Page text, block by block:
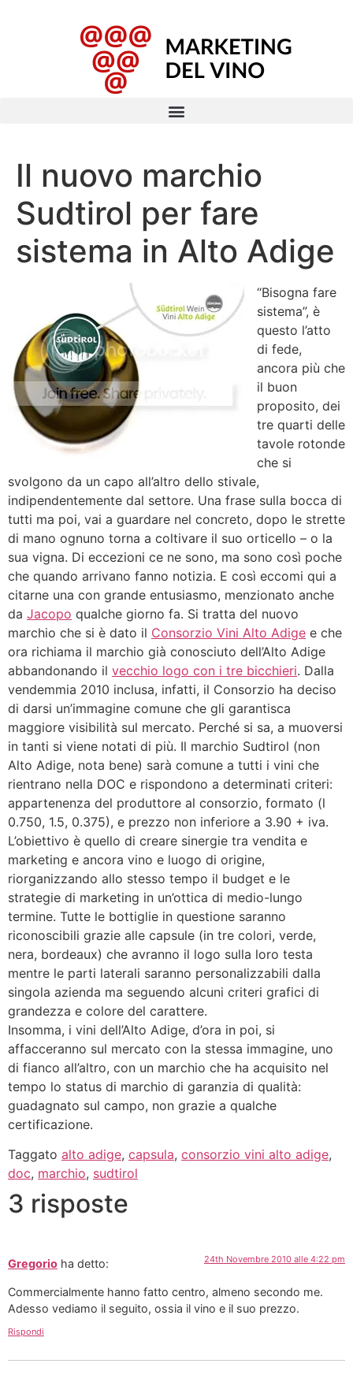
Il nuovo marchio
Sudtirol per fare
sistema in Alto Adige
“Bisogna fare
sistema”, è
questo l’atto
di fede,
ancora più che
il buon
proposito, dei
tre quarti delle
tavole rotonde
che si
svolgono da un capo all’altro dello stivale,
indipendentemente dal settore. Una frase sulla bocca di
tutti ma poi, vai a guardare nel concreto, dopo le strette
di mano ognuno torna a coltivare il suo orticello – o la
sua vigna. Di eccezioni ce ne sono, ma sono così poche
che quando arrivano fanno notizia. E così eccomi qui a
citarne una con grande entusiasmo, menzionato anche
da Jacopo qualche giorno fa. Si tratta del nuovo
marchio che si è dato il Consorzio Vini Alto Adige e che
ora richiama il marchio già conosciuto dell’Alto Adige
abbandonando il vecchio logo con i tre bicchieri. Dalla
vendemmia 2010 inclusa, infatti, il Consorzio ha deciso
di darsi un’immagine comune che gli garantisca
maggiore visibilità sul mercato. Perché si sa, a muoversi
in tanti si viene notati di più. Il marchio Sudtirol (non
Alto Adige, nota bene) sarà comune a tutti i vini che
rientrano nella DOC e rispondono a determinati criteri:
appartenenza del produttore al consorzio, formato (l
0.750, 1.5, 0.375), e prezzo non inferiore a 3.90 + iva.
L’obiettivo è quello di creare sinergie tra vendita e
marketing e ancora vino e luogo di origine,
riorganizzando allo stesso tempo il budget e le
strategie di marketing in un’ottica di medio-lungo
termine. Tutte le bottiglie in questione saranno
riconoscibili grazie alle capsule (in tre colori, verde,
nera, bordeaux) che avranno il logo sulla loro testa
mentre le parti laterali saranno personalizzabili dalla
singola azienda ma seguendo alcuni criteri grafici di
grandezza e colore del carattere.
Insomma, i vini dell’Alto Adige, d’ora in poi, si
affacceranno sul mercato con la stessa immagine, uno
di fianco all’altro, con un marchio che ha acquisito nel
tempo lo status di marchio di garanzia di qualità:
guadagnato sul campo, non grazie a qualche
certificazione.
Taggato alto adige, capsula, consorzio vini alto adige,
doc, marchio, sudtirol
3 risposte
Gregorio ha detto: 24th Novembre 2010 alle 4:22 pm
Commercialmente hanno fatto centro, almeno secondo me.
Adesso vediamo il seguito, ossia il vino e il suo prezzo.
Rispondi